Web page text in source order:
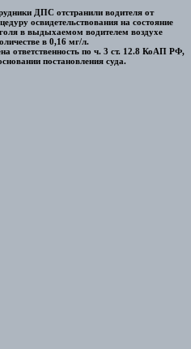
ДПС отстранили водителя от
освидетельствования на состояние
в выдыхаемом водителем воздухе
в 0,16 мг/л.
ответственность по ч. 3 ст. 12.8 КоАП РФ,
постановления суда.